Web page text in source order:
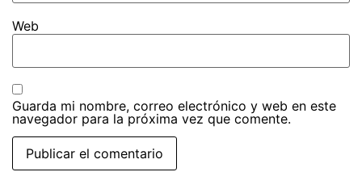
Web
Guarda mi nombre, correo electrónico y web en este
navegador para la próxima vez que comente.